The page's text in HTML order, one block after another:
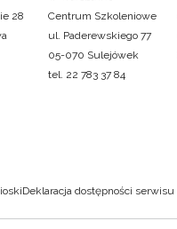
28
Centrum Szkoleniowe
ul. Paderewskiego 77
05-070 Sulejówek
tel. 22 783 37 84
Deklaracja dostępności serwisu